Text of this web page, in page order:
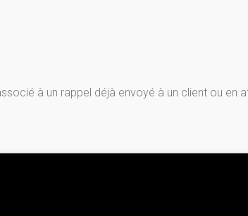
à un rappel déjà envoyé à un client ou